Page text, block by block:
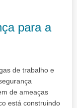
para a
de trabalho e
de ameaças
está construindo